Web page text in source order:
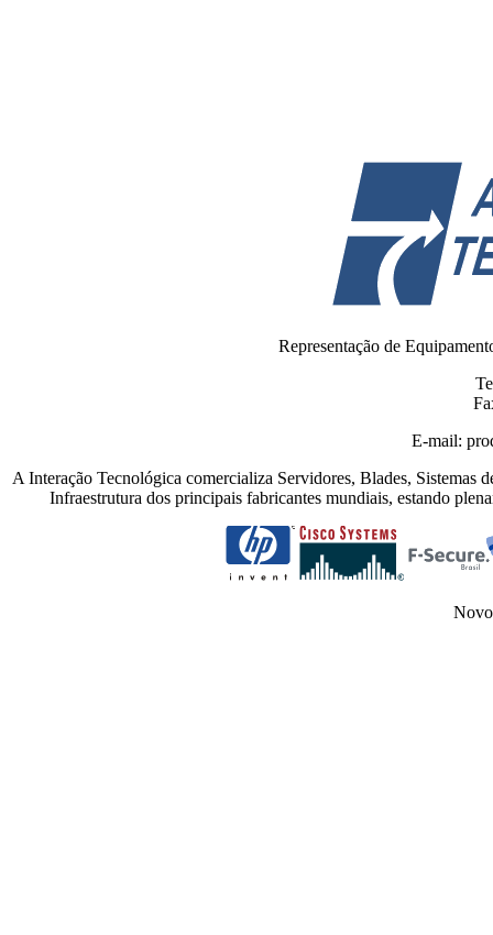
Representação de
E-mail:
A Interação Tecnológica comercializa Servidores, Blades, Sistemas
Infraestrutura dos principais fabricantes mundiais, estando